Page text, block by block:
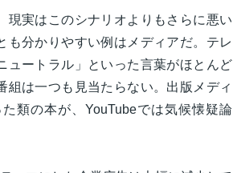
現実はこのシナリオよりもさらに悪い
分かりやすい例はメディアだ。テレ
ュートラル」といった言葉がほとんど
は一つも見当たらない。出版メディ
類の本が、YouTubeでは気候懐疑論